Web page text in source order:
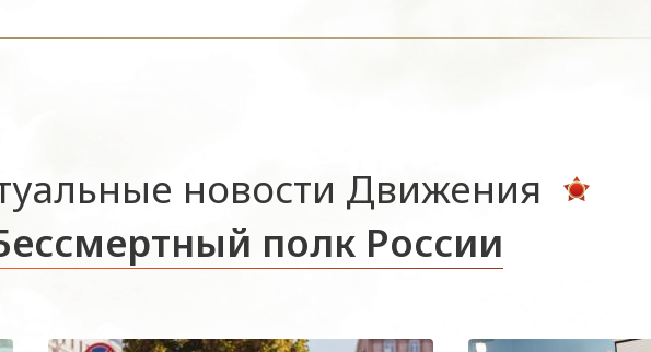
новости Движения
полк России